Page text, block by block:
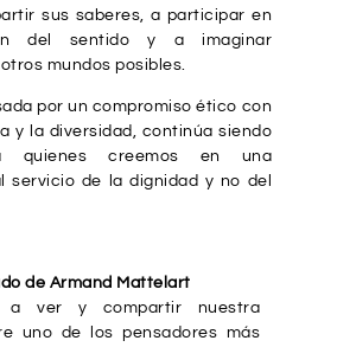
sus saberes, a participar en
del sentido y a imaginar
mundos posibles.
por un compromiso ético con
y la diversidad, continúa siendo
quienes creemos en una
servicio de la dignidad y no del
de Armand Mattelart
a ver y compartir nuestra
uno de los pensadores más